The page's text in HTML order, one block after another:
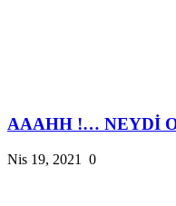
AAAHH !… NEYDİ
Nis 19, 2021 0